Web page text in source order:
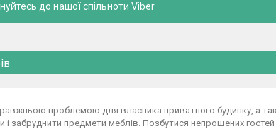
до нашої спільноти Viber
проблемою для власника приватного будинку, а
забруднити предмети меблів. Позбутися непрошених